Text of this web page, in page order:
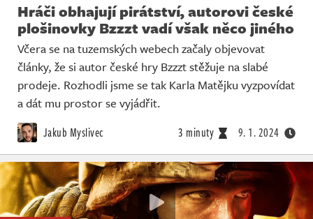
Hráči obhajují pirátství, autorovi české
plošinovky Bzzzt vadí však něco jiného
Včera se na tuzemských webech začaly objevovat
články, že si autor české hry Bzzzt stěžuje na slabé
prodeje. Rozhodli jsme se tak Karla Matějku vyzpovídat
a dát mu prostor se vyjádřit.
Jakub Myslivec 3 minuty 9. 1. 2024